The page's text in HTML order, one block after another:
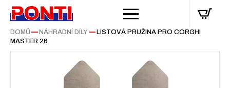
DOMŮ— NÁHRADNÍ DÍLY— LISTOVÁ PRUŽINA PRO CORGHI
MASTER 26